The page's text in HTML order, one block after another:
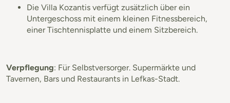
Die Villa Kozantis verfügt zusätzlich über ein
Untergeschoss mit einem kleinen Fitnessbereich,
einer Tischtennisplatte und einem Sitzbereich.
Verpflegung: Für Selbstversorger. Supermärkte und
Tavernen, Bars und Restaurants in Lefkas-Stadt.